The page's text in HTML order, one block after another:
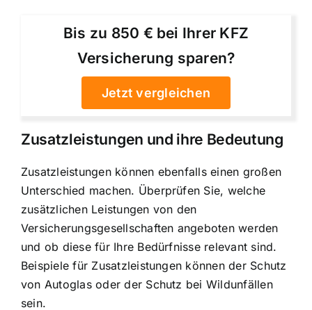
Bis zu 850 € bei Ihrer KFZ
Versicherung sparen?
Jetzt vergleichen
Zusatzleistungen und ihre Bedeutung
Zusatzleistungen können ebenfalls einen großen
Unterschied machen. Überprüfen Sie, welche
zusätzlichen Leistungen von den
Versicherungsgesellschaften angeboten werden
und ob diese für Ihre Bedürfnisse relevant sind.
Beispiele für Zusatzleistungen können der Schutz
von Autoglas oder der Schutz bei Wildunfällen
sein.